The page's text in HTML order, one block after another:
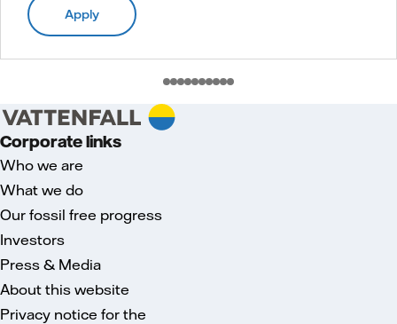
Apply
Corporate links
Who we are
What we do
Our fossil free progress
Investors
Press & Media
About this website
Privacy notice for the